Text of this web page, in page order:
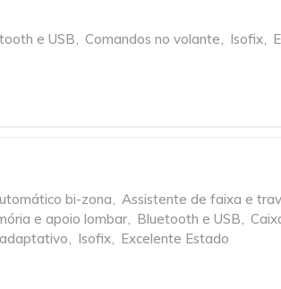
e USB, Comandos no volante, Isofix,
bi-zona, Assistente de faixa e
e apoio lombar, Bluetooth e USB,
, Isofix, Excelente Estado